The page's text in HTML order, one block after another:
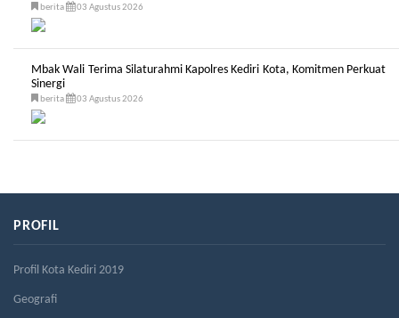
berita 03 Agustus 2026
Mbak Wali Terima Silaturahmi Kapolres Kediri Kota, Komitmen Perkuat
Sinergi
berita 03 Agustus 2026
PROFIL
Profil Kota Kediri 2019
Geografi